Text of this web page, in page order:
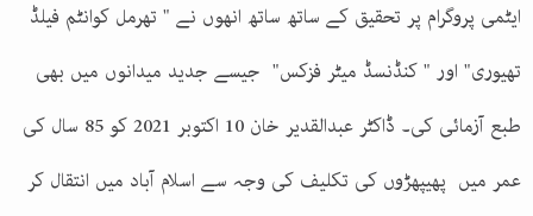
ایٹمی پروگرام پر تحقیق کے ساتھ ساتھ انھوں نے " تھرمل کوانٹم فیلڈ
تھیوری" اور " کنڈنسڈ میٹر فزکس" جیسے جدید میدانوں میں بھی
طبع آزمائی کی۔ ڈاکٹر عبدالقدیر خان 10 اکتوبر 2021 کو 85 سال کی
عمر میں پھیپھڑوں کی تکلیف کی وجہ سے اسلام آباد میں انتقال کر